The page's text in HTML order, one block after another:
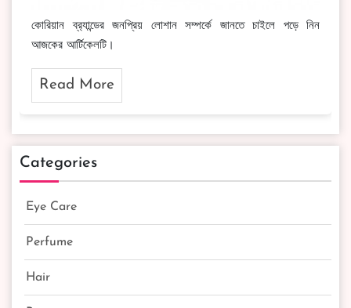
কোরিয়ান ব্র‍্যান্ডের জনপ্রিয় লোশান সম্পর্কে জানতে চাইলে পড়ে নিন
আজকের আর্টিকেলটি।
Read More
Categories
Eye Care
Perfume
Hair